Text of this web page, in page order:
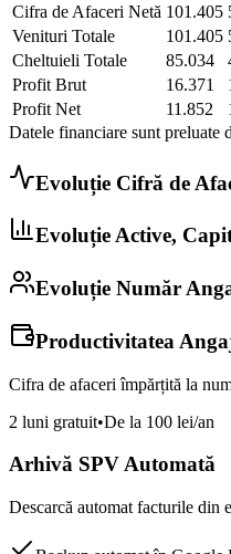
Cifra de Afaceri Netă 101.405
Venituri Totale
101.405
Cheltuieli Totale
85.034
Profit Brut
16.371
Profit Net
11.852
Datele financiare sunt
Evoluție Cifră de
Evoluție Active,
Evoluție Număr
Productivitatea
Cifra de afaceri împărțită la
2 luni gratuit•De la 100 lei/an
Arhivă SPV Automată
Descarcă automat facturile din